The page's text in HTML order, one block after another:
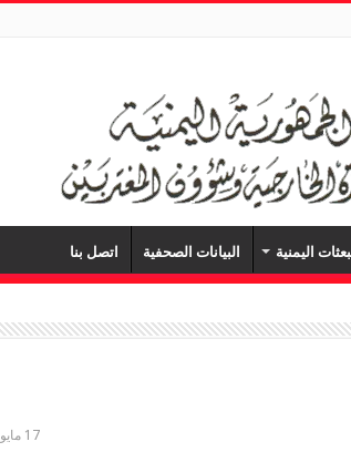
اليمنية البيانات الصحفية اتصل بنا
17 مايو